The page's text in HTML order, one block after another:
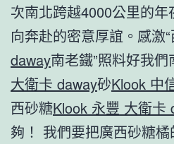
次南北跨越4000公里的
向奔赴的密意厚誼。感激“
daway南老鐵”照料好我們
大衛卡 daway砂Klook 中
西砂糖Klook 永豐 大衛卡
夠！ 我們要把廣西砂糖